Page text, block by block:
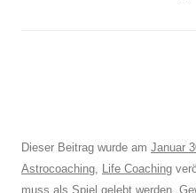
Dieser Beitrag wurde am Januar
Astrocoaching, Life Coaching
muss als Spiel gelebt werden,